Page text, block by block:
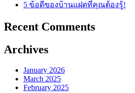
5 ข้อดีของบ้านแฝดที่คุณต้องรู้!
Recent Comments
Archives
January 2026
March 2025
February 2025